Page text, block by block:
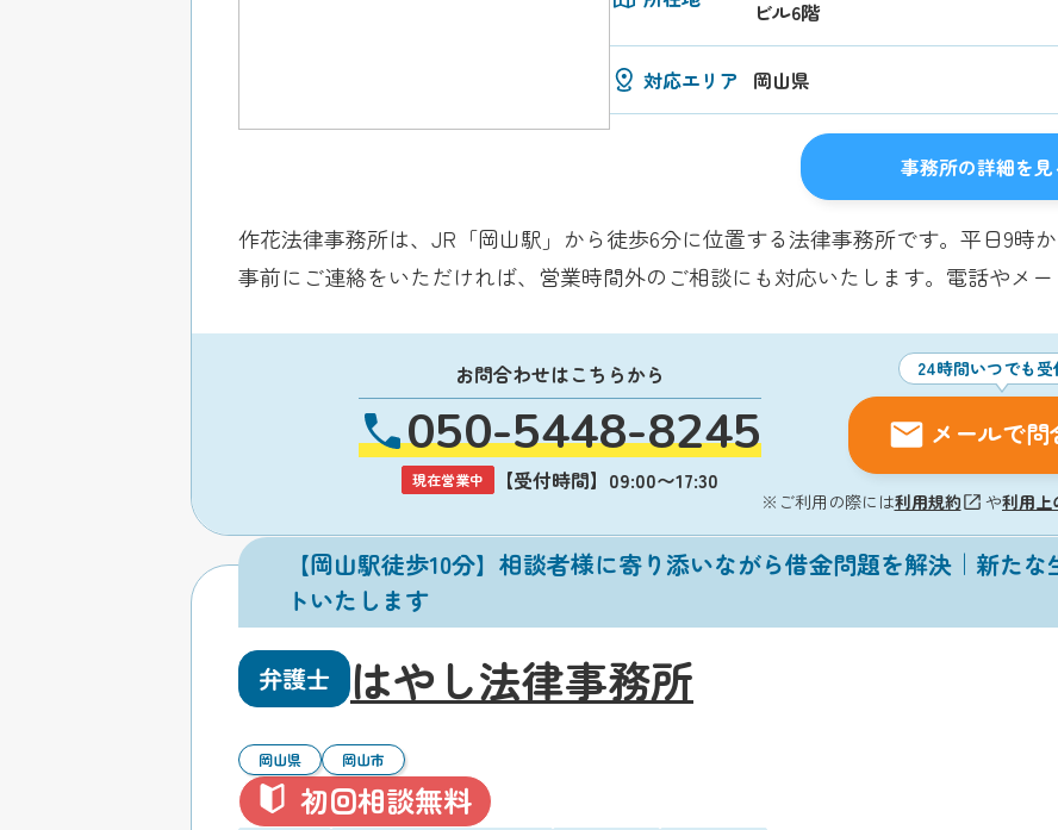
ビル6階
対応エリア 岡山県
事務所の詳細を見
作花法律事務所は、JR「岡山駅」から徒歩6分に位置する法律事務所です。平日9時か
事前にご連絡をいただければ、営業時間外のご相談にも対応いたします。電話やメー
お問合わせはこちらから
050-5448-8245
現在営業中 【受付時間】09:00〜17:30
24時間いつでも受
メールで問
※ご利用の際には利用規約 や利用上
【岡山駅徒歩10分】相談者様に寄り添いながら借金問題を解決｜新た
トいたします
弁護士 はやし法律事務所
岡山県 岡山市
初回相談無料